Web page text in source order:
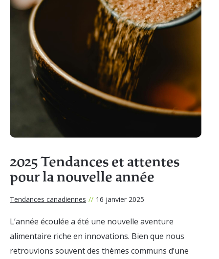
2025 Tendances et attentes
pour la nouvelle année
Tendances canadiennes // 16 janvier 2025
L’année écoulée a été une nouvelle aventure
alimentaire riche en innovations. Bien que nous
retrouvions souvent des thèmes communs d’une